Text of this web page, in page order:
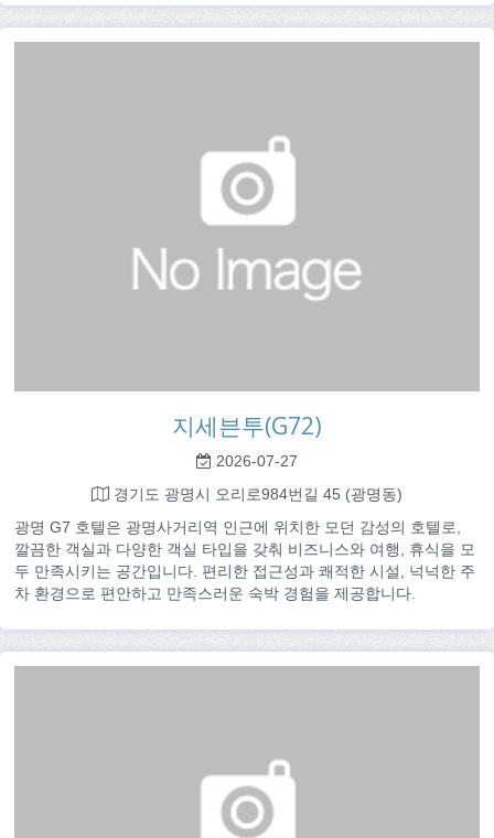
지세븐투(G72)
2026-07-27
경기도 광명시 오리로984번길 45 (광명동)
광명 G7 호텔은 광명사거리역 인근에 위치한 모던 감성의 호텔로,
깔끔한 객실과 다양한 객실 타입을 갖춰 비즈니스와 여행, 휴식을 모
두 만족시키는 공간입니다. 편리한 접근성과 쾌적한 시설, 넉넉한 주
차 환경으로 편안하고 만족스러운 숙박 경험을 제공합니다.